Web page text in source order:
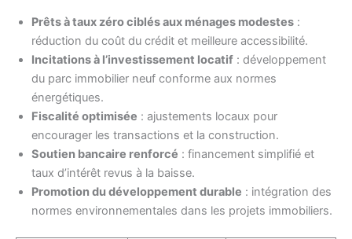
Prêts à taux zéro ciblés aux ménages modestes :
réduction du coût du crédit et meilleure accessibilité.
Incitations à l’investissement locatif : développement
du parc immobilier neuf conforme aux normes
énergétiques.
Fiscalité optimisée : ajustements locaux pour
encourager les transactions et la construction.
Soutien bancaire renforcé : financement simplifié et
taux d’intérêt revus à la baisse.
Promotion du développement durable : intégration des
normes environnementales dans les projets immobiliers.